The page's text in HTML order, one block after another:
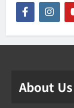
About Us